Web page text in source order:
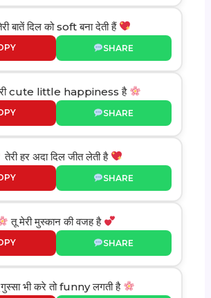
बातें दिल को soft बना देती हैं
SHARE
cute little happiness है
SHARE
तेरी हर अदा दिल जीत लेती है
SHARE
तू मेरी मुस्कान की वजह है
SHARE
भी करे तो funny लगती है